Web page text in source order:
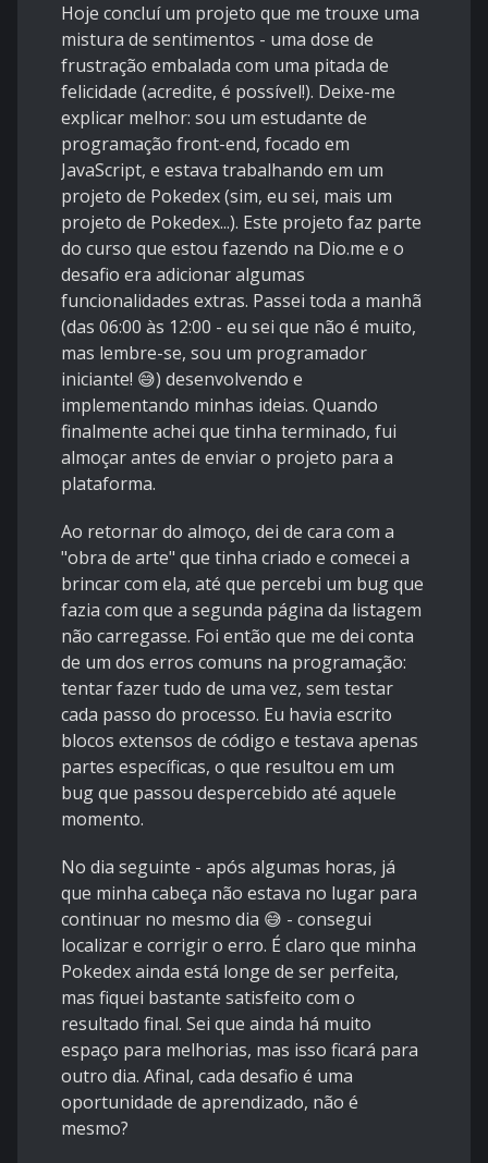
Hoje concluí um projeto que me trouxe uma
mistura de sentimentos - uma dose de
frustração embalada com uma pitada de
felicidade (acredite, é possível!). Deixe-me
explicar melhor: sou um estudante de
programação front-end, focado em
JavaScript, e estava trabalhando em um
projeto de Pokedex (sim, eu sei, mais um
projeto de Pokedex...). Este projeto faz parte
do curso que estou fazendo na Dio.me e o
desafio era adicionar algumas
funcionalidades extras. Passei toda a manhã
(das 06:00 às 12:00 - eu sei que não é muito,
mas lembre-se, sou um programador
iniciante! 😅) desenvolvendo e
implementando minhas ideias. Quando
finalmente achei que tinha terminado, fui
almoçar antes de enviar o projeto para a
plataforma.
Ao retornar do almoço, dei de cara com a
"obra de arte" que tinha criado e comecei a
brincar com ela, até que percebi um bug que
fazia com que a segunda página da listagem
não carregasse. Foi então que me dei conta
de um dos erros comuns na programação:
tentar fazer tudo de uma vez, sem testar
cada passo do processo. Eu havia escrito
blocos extensos de código e testava apenas
partes específicas, o que resultou em um
bug que passou despercebido até aquele
momento.
No dia seguinte - após algumas horas, já
que minha cabeça não estava no lugar para
continuar no mesmo dia 😅 - consegui
localizar e corrigir o erro. É claro que minha
Pokedex ainda está longe de ser perfeita,
mas fiquei bastante satisfeito com o
resultado final. Sei que ainda há muito
espaço para melhorias, mas isso ficará para
outro dia. Afinal, cada desafio é uma
oportunidade de aprendizado, não é
mesmo?